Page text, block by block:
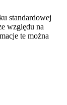
standardowej
względu na
te można